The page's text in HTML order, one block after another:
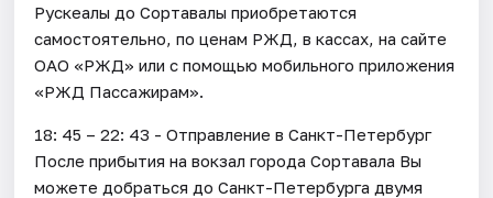
Рускеалы до Сортавалы приобретаются
самостоятельно, по ценам РЖД, в кассах, на сайте
ОАО «РЖД» или с помощью мобильного приложения
«РЖД Пассажирам».
18: 45 – 22: 43 - Отправление в Санкт-Петербург
После прибытия на вокзал города Сортавала Вы
можете добраться до Санкт-Петербурга двумя